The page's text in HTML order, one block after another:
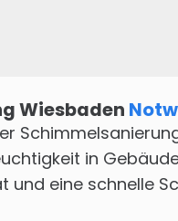
Wiesbaden
in
und eine schnelle